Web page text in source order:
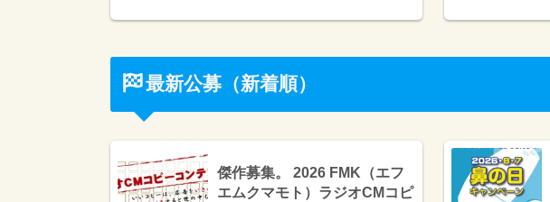
最新公募（新着順）
傑作募集。 2026 FMK（エフ
エムクマモト）ラジオCMコピ